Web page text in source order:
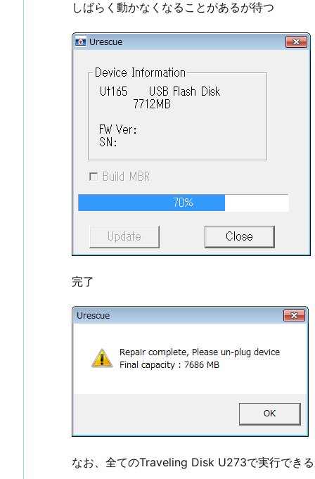
しばらく動かなくなることがあるが待つ
完了
なお、全てのTraveling Disk U273で実行でき